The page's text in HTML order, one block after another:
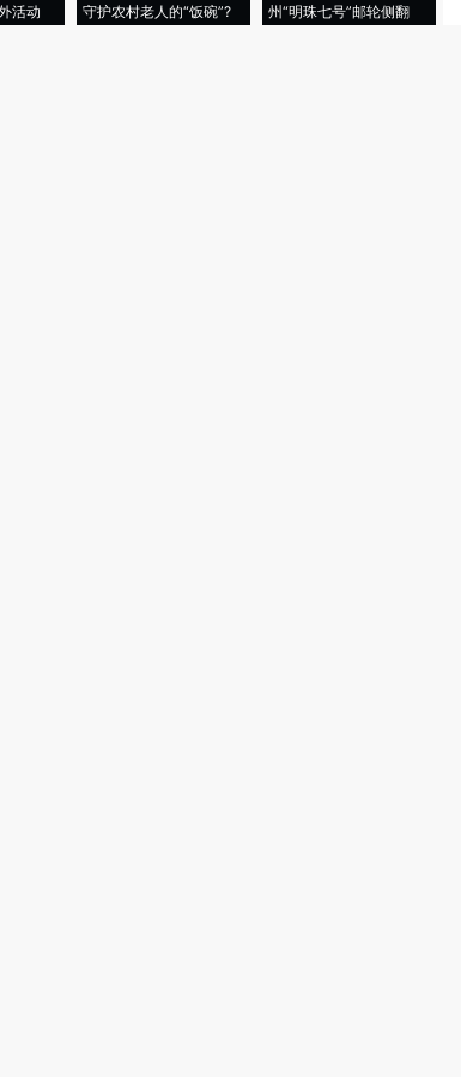
活动
守护农村老人的“饭碗”?
州“明珠七号”邮轮侧翻